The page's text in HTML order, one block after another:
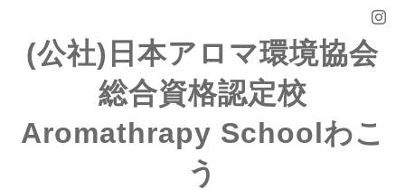
(公社)日本アロマ環境協会
総合資格認定校
Aromathrapy Schoolわこ
う